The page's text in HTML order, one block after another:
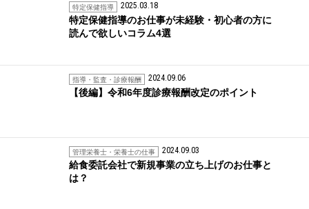
特定保健指導 2025.03.18
特定保健指導のお仕事が未経験・初心者の方に
読んで欲しいコラム4選
指導・監査・診療報酬 2024.09.06
【後編】令和6年度診療報酬改定のポイント
管理栄養士・栄養士の仕事 2024.09.03
給食委託会社で新規事業の立ち上げのお仕事と
は？